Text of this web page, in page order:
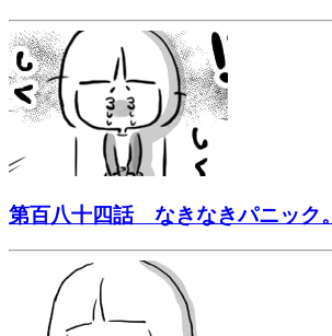
第百八十四話 なきなきパニック。